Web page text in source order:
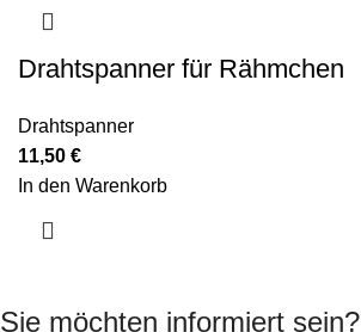
Drahtspanner für Rähmchen
Drahtspanner
11,50 €
In den Warenkorb
Sie möchten informiert sein?